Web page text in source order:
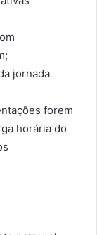
jornada
forem
horária do